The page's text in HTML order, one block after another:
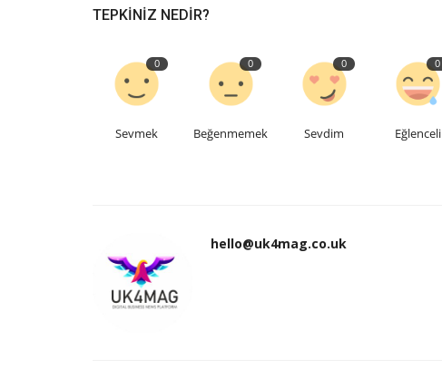
TEPKINIZ NEDIR?
0
Sevmek
0
Beğenmemek
0
Sevdim
0
Eğlenceli
hello@uk4mag.co.uk